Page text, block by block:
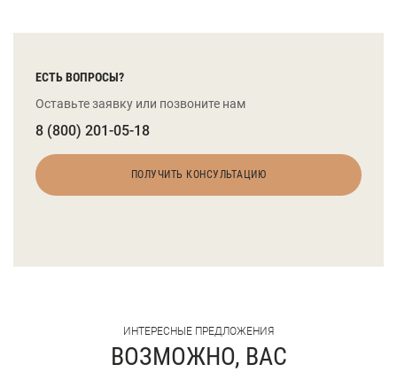
ЕСТЬ ВОПРОСЫ?
Оставьте заявку или позвоните нам
8 (800) 201-05-18
ПОЛУЧИТЬ КОНСУЛЬТАЦИЮ
ИНТЕРЕСНЫЕ ПРЕДЛОЖЕНИЯ
ВОЗМОЖНО, ВАС